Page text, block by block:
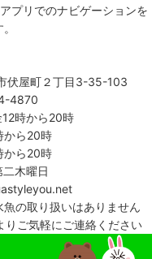
プリでのナビゲーションを
屋町２丁目3-35-103
4870
時から20時
20時
20時
木曜日
の取り扱いはありません
りご気軽にご連絡ください